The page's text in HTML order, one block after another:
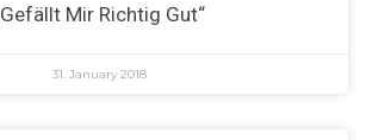
Mir Richtig Gut“
31. January 2018